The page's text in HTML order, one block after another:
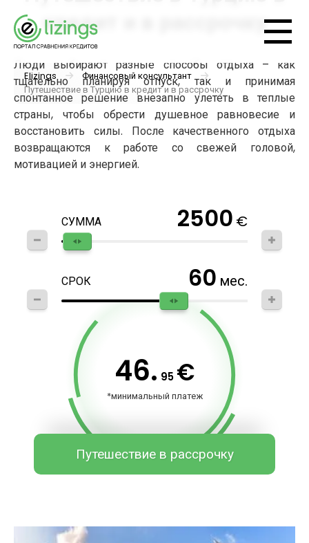
Elizings
Финансовый консультант
Путешествие в Турцию в кредит и в рассрочку
кредит и в рассрочку
Люди выбирают разные способы отдыха – как
тщательно планируя отпуск, так и принимая
спонтанное решение внезапно улететь в теплые
страны, чтобы обрести душевное равновесие и
восстановить силы. После качественного отдыха
возвращаются к работе со свежей головой,
мотивацией и энергией.
СУММА 2500 €
СРОК 60 мес.
46. 95 €
*минимальный платеж
Путешествие в рассрочку